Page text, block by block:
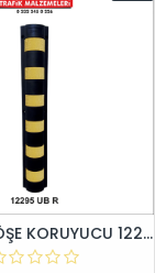
KOLON KÖŞE KORUYUCU 12295 UB R